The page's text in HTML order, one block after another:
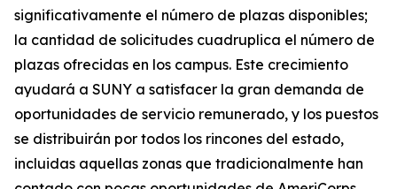
significativamente el número de plazas disponibles;
la cantidad de solicitudes cuadruplica el número de
plazas ofrecidas en los campus. Este crecimiento
ayudará a SUNY a satisfacer la gran demanda de
oportunidades de servicio remunerado, y los puestos
se distribuirán por todos los rincones del estado,
incluidas aquellas zonas que tradicionalmente han